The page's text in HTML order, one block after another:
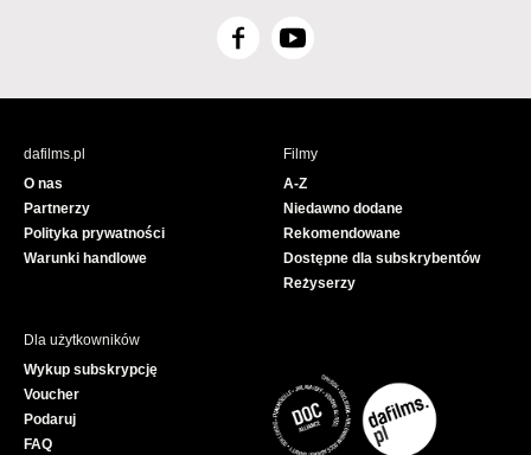
F
c
Y
u
e
dafilms.pl
O nas
Partnerzy
Polityka prywatności
Warunki handlowe
Filmy
A-Z
Niedawno dodane
Rekomendowane
Dostępne dla subskrybentów
Reżyserzy
Dla użytkowników
Wykup subskrypcję
Voucher
Podaruj
FAQ